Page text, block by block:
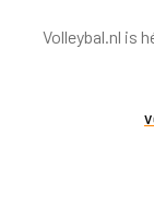
Volleybal.nl is